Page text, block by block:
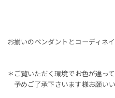
お揃いのペンダントとコーディネイ
＊ご覧いただく環境でお色が違っ
予めご了承下さいます様お願いい